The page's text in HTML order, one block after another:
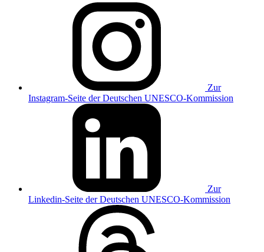
Zur
Instagram-Seite der Deutschen UNESCO-Kommission
Zur
Linkedin-Seite der Deutschen UNESCO-Kommission